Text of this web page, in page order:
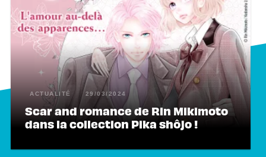
ACTUALITÉ 29/03/2024
Scar and romance de Rin Mikimoto
dans la collection Pika shôjo !